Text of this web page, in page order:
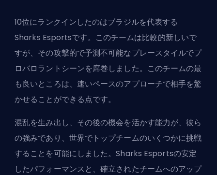
10位にランクインしたのはブラジルを代表する
Sharks Esportsです。このチームは比較的新しいで
すが、その攻撃的で予測不可能なプレースタイルでプ
ロバロラントシーンを席巻しました。このチームの最
も良いところは、速いペースのアプローチで相手を驚
かせることができる点です。
混乱を生み出し、その後の機会を活かす能力が、彼ら
の強みであり、世界でトップチームのいくつかに挑戦
することを可能にしました。Sharks Esportsの安定
したパフォーマンスと、確立されたチームへのアップ